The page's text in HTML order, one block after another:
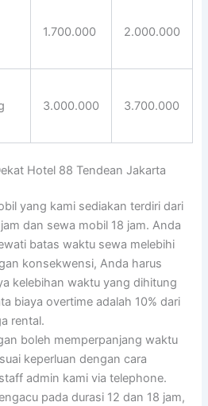
1.700.000 2.000.000
3.000.000 3.700.000
Hotel 88 Tendean Jakarta
yang kami sediakan terdiri dari
dan sewa mobil 18 jam. Anda
batas waktu sewa melebihi
konsekwensi, Anda harus
kelebihan waktu yang dihitung
biaya overtime adalah 10% dari
rental.
boleh memperpanjang waktu
keperluan dengan cara
admin kami via telephone.
pada durasi 12 dan 18 jam,